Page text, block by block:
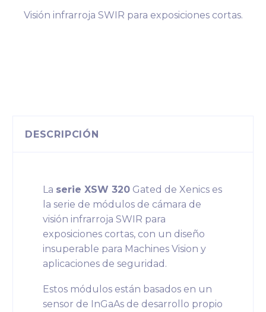
Visión infrarroja SWIR para exposiciones cortas.
DESCRIPCIÓN
La serie XSW 320 Gated de Xenics es
la serie de módulos de cámara de
visión infrarroja SWIR para
exposiciones cortas, con un diseño
insuperable para Machines Vision y
aplicaciones de seguridad.
Estos módulos están basados en un
sensor de InGaAs de desarrollo propio